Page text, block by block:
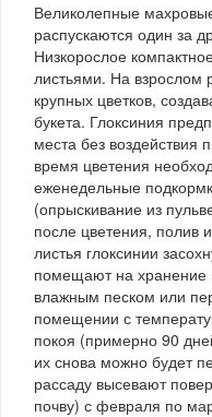
Великолепные
распускаются один за
Низкорослое
листьями. На взрослом
крупных цветков,
букета. Глоксиния
места без
время цветения
еженедельные
(опрыскивание из
после цветения, полив
листья глоксинии
помещают на хранение
влажным песком или
помещении с
покоя (примерно 90
их снова можно будет
рассаду высевают
почву) с февраля по